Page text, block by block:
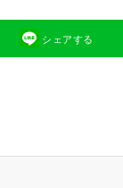
シェアする